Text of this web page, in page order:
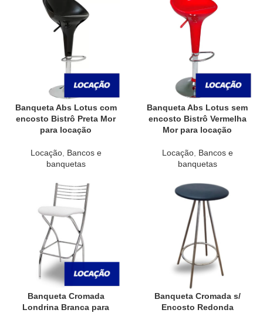
Banqueta Abs Lotus com
encosto Bistrô Preta Mor
para locação
Locação, Bancos e
banquetas
Banqueta Abs Lotus sem
encosto Bistrô Vermelha
Mor para locação
Locação, Bancos e
banquetas
Banqueta Cromada
Londrina Branca para
Banqueta Cromada s/
Encosto Redonda